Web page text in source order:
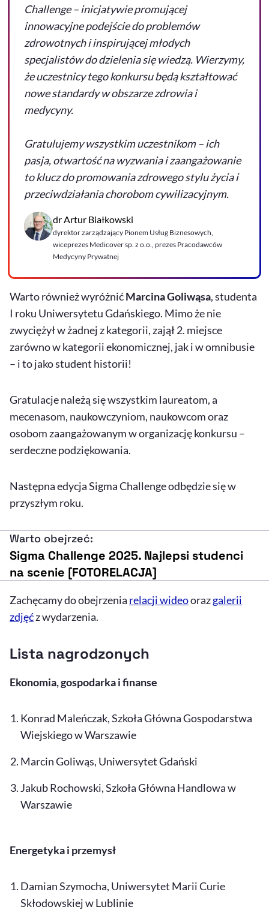
Challenge – inicjatywie promującej
innowacyjne podejście do problemów
zdrowotnych i inspirującej młodych
specjalistów do dzielenia się wiedzą. Wierzymy,
że uczestnicy tego konkursu będą kształtować
nowe standardy w obszarze zdrowia i
medycyny.
Gratulujemy wszystkim uczestnikom – ich
pasja, otwartość na wyzwania i zaangażowanie
to klucz do promowania zdrowego stylu życia i
przeciwdziałania chorobom cywilizacyjnym.
dr Artur Białkowski
dyrektor zarządzający Pionem Usług Biznesowych,
wiceprezes Medicover sp. z o.o., prezes Pracodawców
Medycyny Prywatnej
Warto również wyróżnićMarcina Goliwąsa, studenta
I roku Uniwersytetu Gdańskiego. Mimo że nie
zwyciężył w żadnej z kategorii, zajął 2. miejsce
zarówno w kategorii ekonomicznej, jak i w omnibusie
– i to jako student historii!
Gratulacje należą się wszystkim laureatom, a
mecenasom, naukowczyniom, naukowcom oraz
osobom zaangażowanym w organizację konkursu –
serdeczne podziękowania.
Następna edycja Sigma Challenge odbędzie się w
przyszłym roku.
Warto obejrzeć:
Sigma Challenge 2025. Najlepsi studenci
na scenie [FOTORELACJA]
Zachęcamy do obejrzenia relacji wideoorazgalerii
zdjęćz wydarzenia.
Lista nagrodzonych
Ekonomia, gospodarka i finanse
Konrad Maleńczak, Szkoła Główna Gospodarstwa
Wiejskiego w Warszawie
Marcin Goliwąs, Uniwersytet Gdański
Jakub Rochowski, Szkoła Główna Handlowa w
Warszawie
Energetyka i przemysł
Damian Szymocha, Uniwersytet Marii Curie
Skłodowskiej w Lublinie